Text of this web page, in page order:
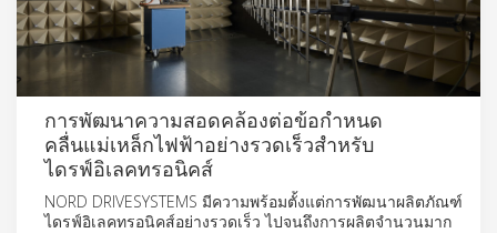
การพัฒนาความสอดคล้องต่อข้อกำหนด
คลื่นแม่เหล็กไฟฟ้าอย่างรวดเร็วสำหรับ
ไดรฟ์อิเลคทรอนิคส์
NORD DRIVESYSTEMS มีความพร้อมตั้งแต่การพัฒนาผลิตภัณฑ์
ไดรฟ์อิเลคทรอนิคส์อย่างรวดเร็ว ไปจนถึงการผลิตจำนวนมาก